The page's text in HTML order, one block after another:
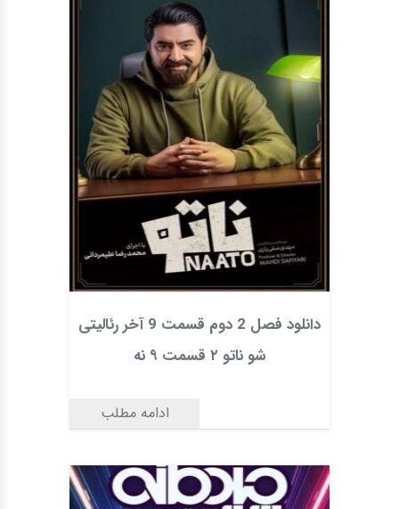
دانلود فصل 2 دوم قسمت 9 آخر رئالیتی
شو ناتو ۲ قسمت ۹ نه
ادامه مطلب